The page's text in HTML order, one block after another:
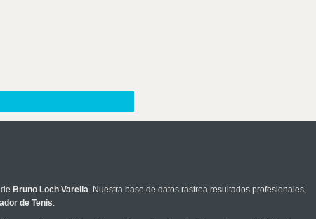
Bruno Loch Varella. Nuestra base de datos rastrea resultados profesionales,
de Tenis.